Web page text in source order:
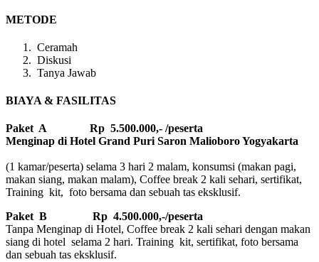
METODE
Ceramah
Diskusi
Tanya Jawab
BIAYA & FASILITAS
Paket A Rp 5.500.000,- /peserta
Menginap di Hotel Grand Puri Saron Malioboro Yogyakarta
(1 kamar/peserta) selama 3 hari 2 malam, konsumsi (makan pagi,
makan siang, makan malam), Coffee break 2 kali sehari, sertifikat,
Training kit, foto bersama dan sebuah tas eksklusif.
Paket B
Rp 4.500.000,-/peserta
Tanpa Menginap di Hotel, Coffee break 2 kali sehari dengan makan
siang di hotel selama 2 hari. Training kit, sertifikat, foto bersama
dan sebuah tas eksklusif.